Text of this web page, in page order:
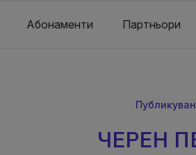
Абонаменти Партньори
ЧЕРЕН